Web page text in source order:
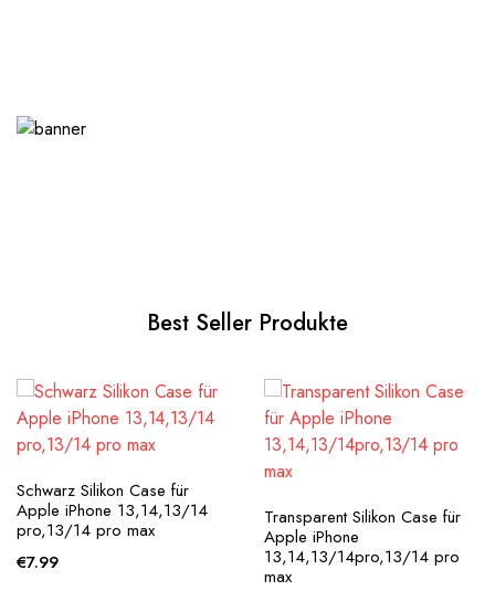
Best Seller Produkte
Schwarz Silikon Case für
Apple iPhone 13,14,13/14
pro,13/14 pro max
€7.99
Transparent Silikon Case für
Apple iPhone
13,14,13/14pro,13/14 pro
max